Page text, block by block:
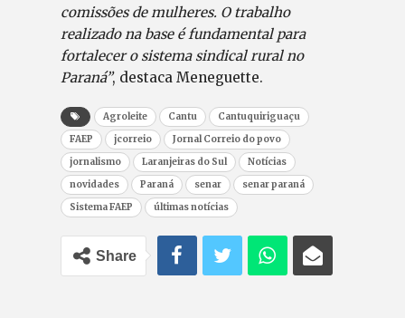
comissões de mulheres. O trabalho
realizado na base é fundamental para
fortalecer o sistema sindical rural no
Paraná”, destaca Meneguette.
Agroleite Cantu
Cantuquiriguaçu
FAEP
jcorreio
Jornal Correio do povo
jornalismo
Laranjeiras do Sul
Notícias
novidades
Paraná senar
senar paraná
Sistema FAEP
últimas notícias
Share